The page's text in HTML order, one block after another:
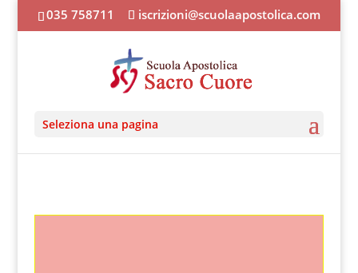
035 758711 iscrizioni@scuolaapostolica.com
Seleziona una pagina